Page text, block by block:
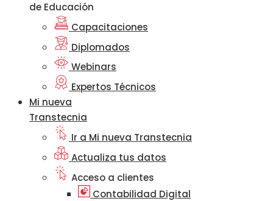
de Educación
Capacitaciones
Diplomados
Webinars
Expertos Técnicos
Mi nueva
Transtecnia
Ir a Mi nueva Transtecnia
Actualiza tus datos
Acceso a clientes
Contabilidad Digital